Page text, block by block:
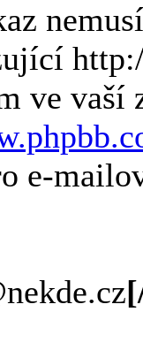
ve vaší
e-